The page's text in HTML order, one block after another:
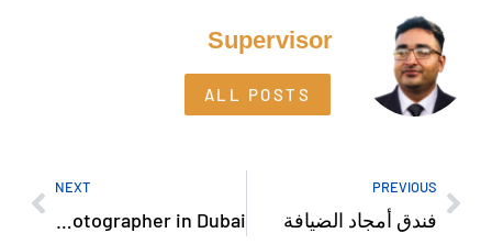
Supervisor
ALL POSTS
PREVIOUS
فندق أمجاد الضيافة
NEXT
Top 5 Tips for Hiring a Professional Photographer in Dubai